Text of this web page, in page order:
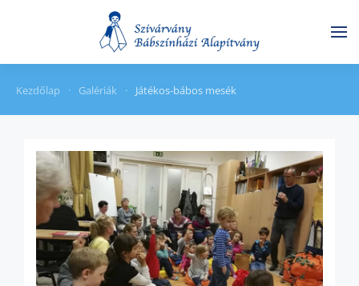
Skip to main content
Kezdőlap Galériák Játékos-bábos mesék